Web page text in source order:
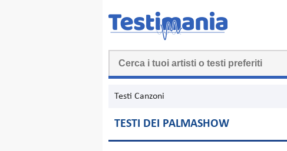
Testi Canzoni
TESTI DEI PALMASHOW